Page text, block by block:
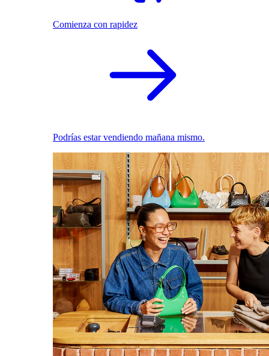
Comienza con rapidez
Podrías estar vendiendo mañana mismo.